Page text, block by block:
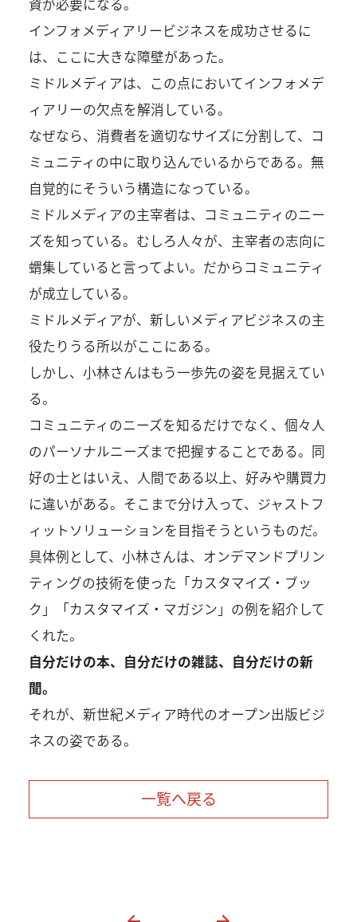
インフォメディアリービジネスを成功させるに
は、ここに大きな障壁があった。
ミドルメディアは、この点においてインフォメデ
ィアリーの欠点を解消している。
なぜなら、消費者を適切なサイズに分割して、コ
ミュニティの中に取り込んでいるからである。無
自覚的にそういう構造になっている。
ミドルメディアの主宰者は、コミュニティのニー
ズを知っている。むしろ人々が、主宰者の志向に
蝟集していると言ってよい。だからコミュニティ
が成立している。
ミドルメディアが、新しいメディアビジネスの主
役たりうる所以がここにある。
しかし、小林さんはもう一歩先の姿を見据えてい
る。
コミュニティのニーズを知るだけでなく、個々人
のパーソナルニーズまで把握することである。同
好の士とはいえ、人間である以上、好みや購買力
に違いがある。そこまで分け入って、ジャストフ
ィットソリューションを目指そうというものだ。
具体例として、小林さんは、オンデマンドプリン
ティングの技術を使った「カスタマイズ・ブッ
ク」「カスタマイズ・マガジン」の例を紹介して
くれた。
自分だけの本、自分だけの雑誌、自分だけの新
聞。
それが、新世紀メディア時代のオープン出版ビジ
ネスの姿である。
一覧へ戻る